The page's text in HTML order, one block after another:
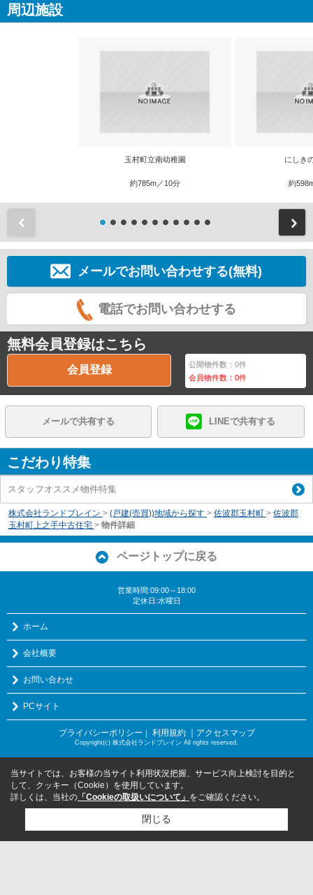
周辺施設
玉村町立南幼稚園
約785m／10分
にしき
約
メールでお問い合わせする(無料)
電話でお問い合わせする
無料会員登録はこちら
会員登録 公開物件数：0件
会員物件数：0件
メールで共有する LINEで共有する
こだわり特集
スタッフオススメ物件特集
株式会社ランドブレイン > (戸建(売買))地域から探す > 佐波郡玉村町 > 佐波郡
玉村町上之手中古住宅 > 物件詳細
ページトップに戻る
営業時間:09:00～18:00
定休日:水曜日
ホーム
会社概要
お問い合わせ
PCサイト
プライバシーポリシー ｜ 利用規約 ｜アクセスマップ
Copyright(c) 株式会社ランドブレイン All rights reserved.
当サイトでは、お客様の当サイト利用状況把握、サービス向上検討を目的と
して、クッキー（Cookie）を使用しています。
詳しくは、当社の 「Cookieの取扱いについて」 をご確認ください。
閉じる